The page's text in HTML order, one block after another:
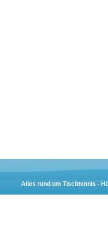
Alles rund um Tischtennis -